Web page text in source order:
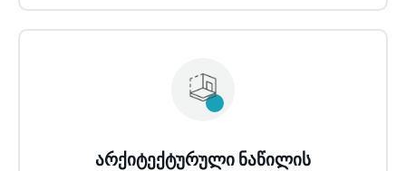
არქიტექტურული ნაწილის